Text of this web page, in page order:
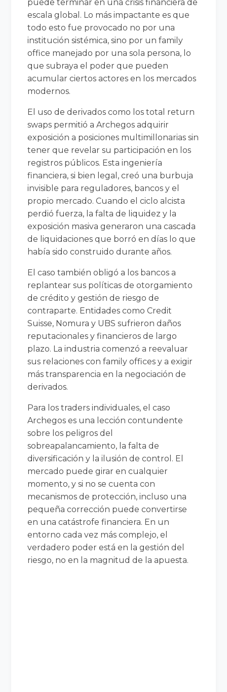
puede terminar en una crisis financiera de
escala global. Lo más impactante es que
todo esto fue provocado no por una
institución sistémica, sino por un family
office manejado por una sola persona, lo
que subraya el poder que pueden
acumular ciertos actores en los mercados
modernos.
El uso de derivados como los total return
swaps permitió a Archegos adquirir
exposición a posiciones multimillonarias sin
tener que revelar su participación en los
registros públicos. Esta ingeniería
financiera, si bien legal, creó una burbuja
invisible para reguladores, bancos y el
propio mercado. Cuando el ciclo alcista
perdió fuerza, la falta de liquidez y la
exposición masiva generaron una cascada
de liquidaciones que borró en días lo que
había sido construido durante años.
El caso también obligó a los bancos a
replantear sus políticas de otorgamiento
de crédito y gestión de riesgo de
contraparte. Entidades como Credit
Suisse, Nomura y UBS sufrieron daños
reputacionales y financieros de largo
plazo. La industria comenzó a reevaluar
sus relaciones con family offices y a exigir
más transparencia en la negociación de
derivados.
Para los traders individuales, el caso
Archegos es una lección contundente
sobre los peligros del
sobreapalancamiento, la falta de
diversificación y la ilusión de control. El
mercado puede girar en cualquier
momento, y si no se cuenta con
mecanismos de protección, incluso una
pequeña corrección puede convertirse
en una catástrofe financiera. En un
entorno cada vez más complejo, el
verdadero poder está en la gestión del
riesgo, no en la magnitud de la apuesta.